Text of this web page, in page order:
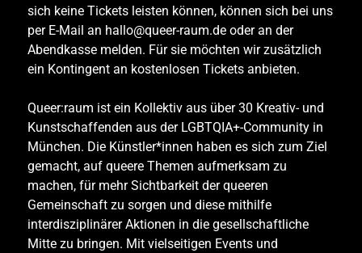
sich keine Tickets leisten können, können sich bei uns
per E-Mail an hallo@queer-raum.de oder an der
Abendkasse melden. Für sie möchten wir zusätzlich
ein Kontingent an kostenlosen Tickets anbieten.
Queer:raum ist ein Kollektiv aus über 30 Kreativ- und
Kunstschaffenden aus der LGBTQIA+-Community in
München. Die Künstler*innen haben es sich zum Ziel
gemacht, auf queere Themen aufmerksam zu
machen, für mehr Sichtbarkeit der queeren
Gemeinschaft zu sorgen und diese mithilfe
interdisziplinärer Aktionen in die gesellschaftliche
Mitte zu bringen. Mit vielseitigen Events und